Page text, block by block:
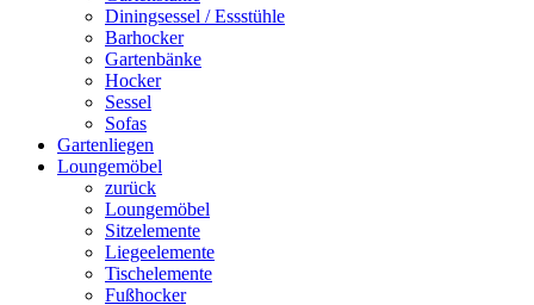
Diningsessel / Essstühle
Barhocker
Gartenbänke
Hocker
Sessel
Sofas
Gartenliegen
Loungemöbel
zurück
Loungemöbel
Sitzelemente
Liegeelemente
Tischelemente
Fußhocker